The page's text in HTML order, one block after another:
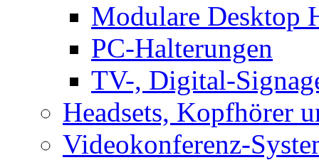
Modulare Desktop
PC-Halterungen
TV-, Digital-
Headsets, Kopfhörer
Videokonferenz-